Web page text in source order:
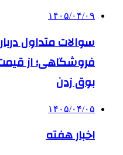
۱۴۰۵/۰۴/۰۹
سوالات متداول
فروشگاهی؛ از
بوق زدن
۱۴۰۵/۰۴/۰۵
اخبار هفته